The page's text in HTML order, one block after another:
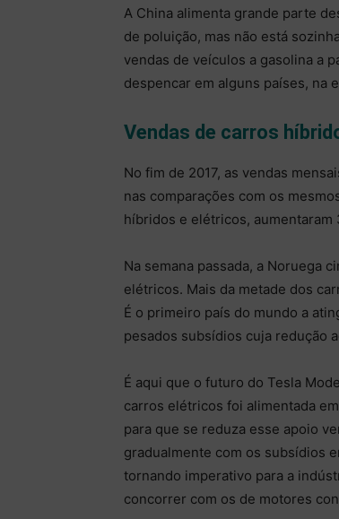
A China alimenta grande parte
de poluição, mas não está
vendas de veículos a gasolina a
despencar em alguns países, na
Vendas de carros
No fim de 2017, as vendas
nas comparações com os
híbridos e elétricos, aumentaram
Na semana passada, a Noruega
elétricos. Mais da metade dos
É o primeiro país do mundo a
pesados subsídios cuja redução
É aqui que o futuro do Tesla
carros elétricos foi alimentada
para que se reduza esse apoio
gradualmente com os subsídios
tornando imperativo para a
concorrer com os de motores